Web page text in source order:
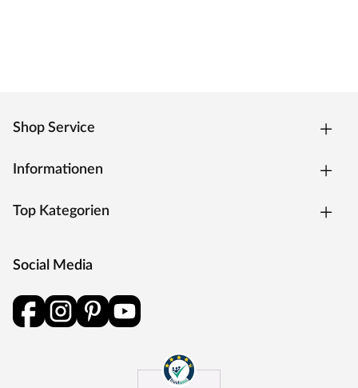
Shop Service
Informationen
Top Kategorien
Social Media